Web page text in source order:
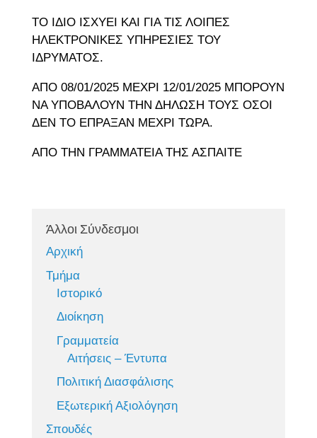
ΤΟ ΙΔΙΟ ΙΣΧΥΕΙ ΚΑΙ ΓΙΑ ΤΙΣ ΛΟΙΠΕΣ
ΗΛΕΚΤΡΟΝΙΚΕΣ ΥΠΗΡΕΣΙΕΣ ΤΟΥ
ΙΔΡΥΜΑΤΟΣ.
ΑΠΟ 08/01/2025 ΜΕΧΡΙ 12/01/2025 ΜΠΟΡΟΥΝ
ΝΑ ΥΠΟΒΑΛΟΥΝ ΤΗΝ ΔΗΛΩΣΗ ΤΟΥΣ ΟΣΟΙ
ΔΕΝ ΤΟ ΕΠΡΑΞΑΝ ΜΕΧΡΙ ΤΩΡΑ.
ΑΠΟ ΤΗΝ ΓΡΑΜΜΑΤΕΙΑ ΤΗΣ ΑΣΠΑΙΤΕ
Άλλοι Σύνδεσμοι
Αρχική
Τμήμα
Ιστορικό
Διοίκηση
Γραμματεία
Αιτήσεις – Έντυπα
Πολιτική Διασφάλισης
Εξωτερική Αξιολόγηση
Σπουδές